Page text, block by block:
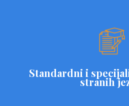
Standardni i
stranih